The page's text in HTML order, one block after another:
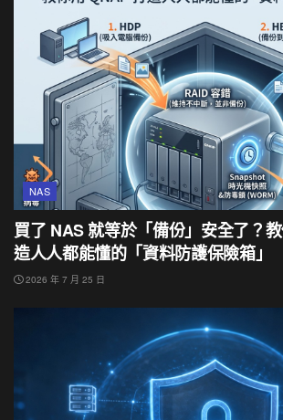
NAS
買了 NAS 就等於「備份」安全了？
造人人都能懂的「資料防護保險箱」
2026 年 7 月 25 日